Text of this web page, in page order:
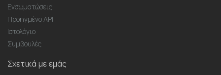
Ενσωματώσεις
Προηγμένο API
Ιστολόγιο
Συμβουλές
Σχετικά με εμάς